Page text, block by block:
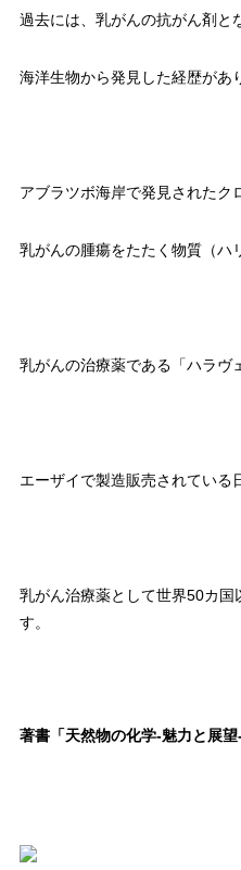
過去には、乳がんの抗がん剤と
海洋生物から発見した経歴があ
アブラツボ海岸で発見されたク
乳がんの腫瘍をたたく物質（ハ
乳がんの治療薬である「ハラヴ
エーザイで製造販売されている
乳がん治療薬として世界50カ国
す。
著書「天然物の化学-魅力と展望-